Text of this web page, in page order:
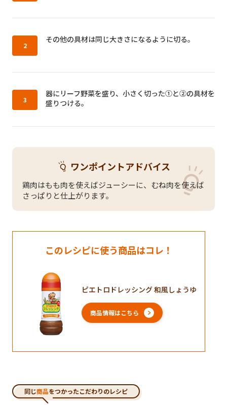
作り方2：
その他の具材は同じ大きさになるように切る。
作り方3：
器にリーフ野菜を盛り、小さく切った①と②の具材を
盛りつける。
ワンポイントアドバイス
鶏肉はもも肉を使えばジューシーに、むね肉を使えば
さっぱりと仕上がります。
このレシピに使う商品はコレ！
ピエトロドレッシング 和風しょうゆ
商品情報はこちら
同じ商品をつかったこだわりのレシピ